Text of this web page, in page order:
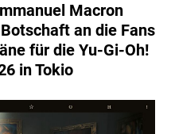
Macron
an die Fans
für die Yu-Gi-Oh!
in Tokio